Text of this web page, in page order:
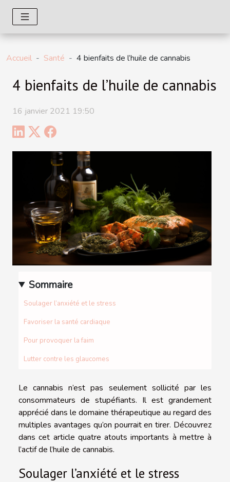
Accueil Santé 4 bienfaits de l’huile de cannabis
4 bienfaits de l’huile de cannabis
16 janvier 2021 19:50
Sommaire
Soulager l’anxiété et le stress
Favoriser la santé cardiaque
Pour provoquer la faim
Lutter contre les glaucomes
Le cannabis n’est pas seulement sollicité par les
consommateurs de stupéfiants. Il est grandement
apprécié dans le domaine thérapeutique au regard des
multiples avantages qu’on pourrait en tirer. Découvrez
dans cet article quatre atouts importants à mettre à
l’actif de l’huile de cannabis.
Soulager l’anxiété et le stress